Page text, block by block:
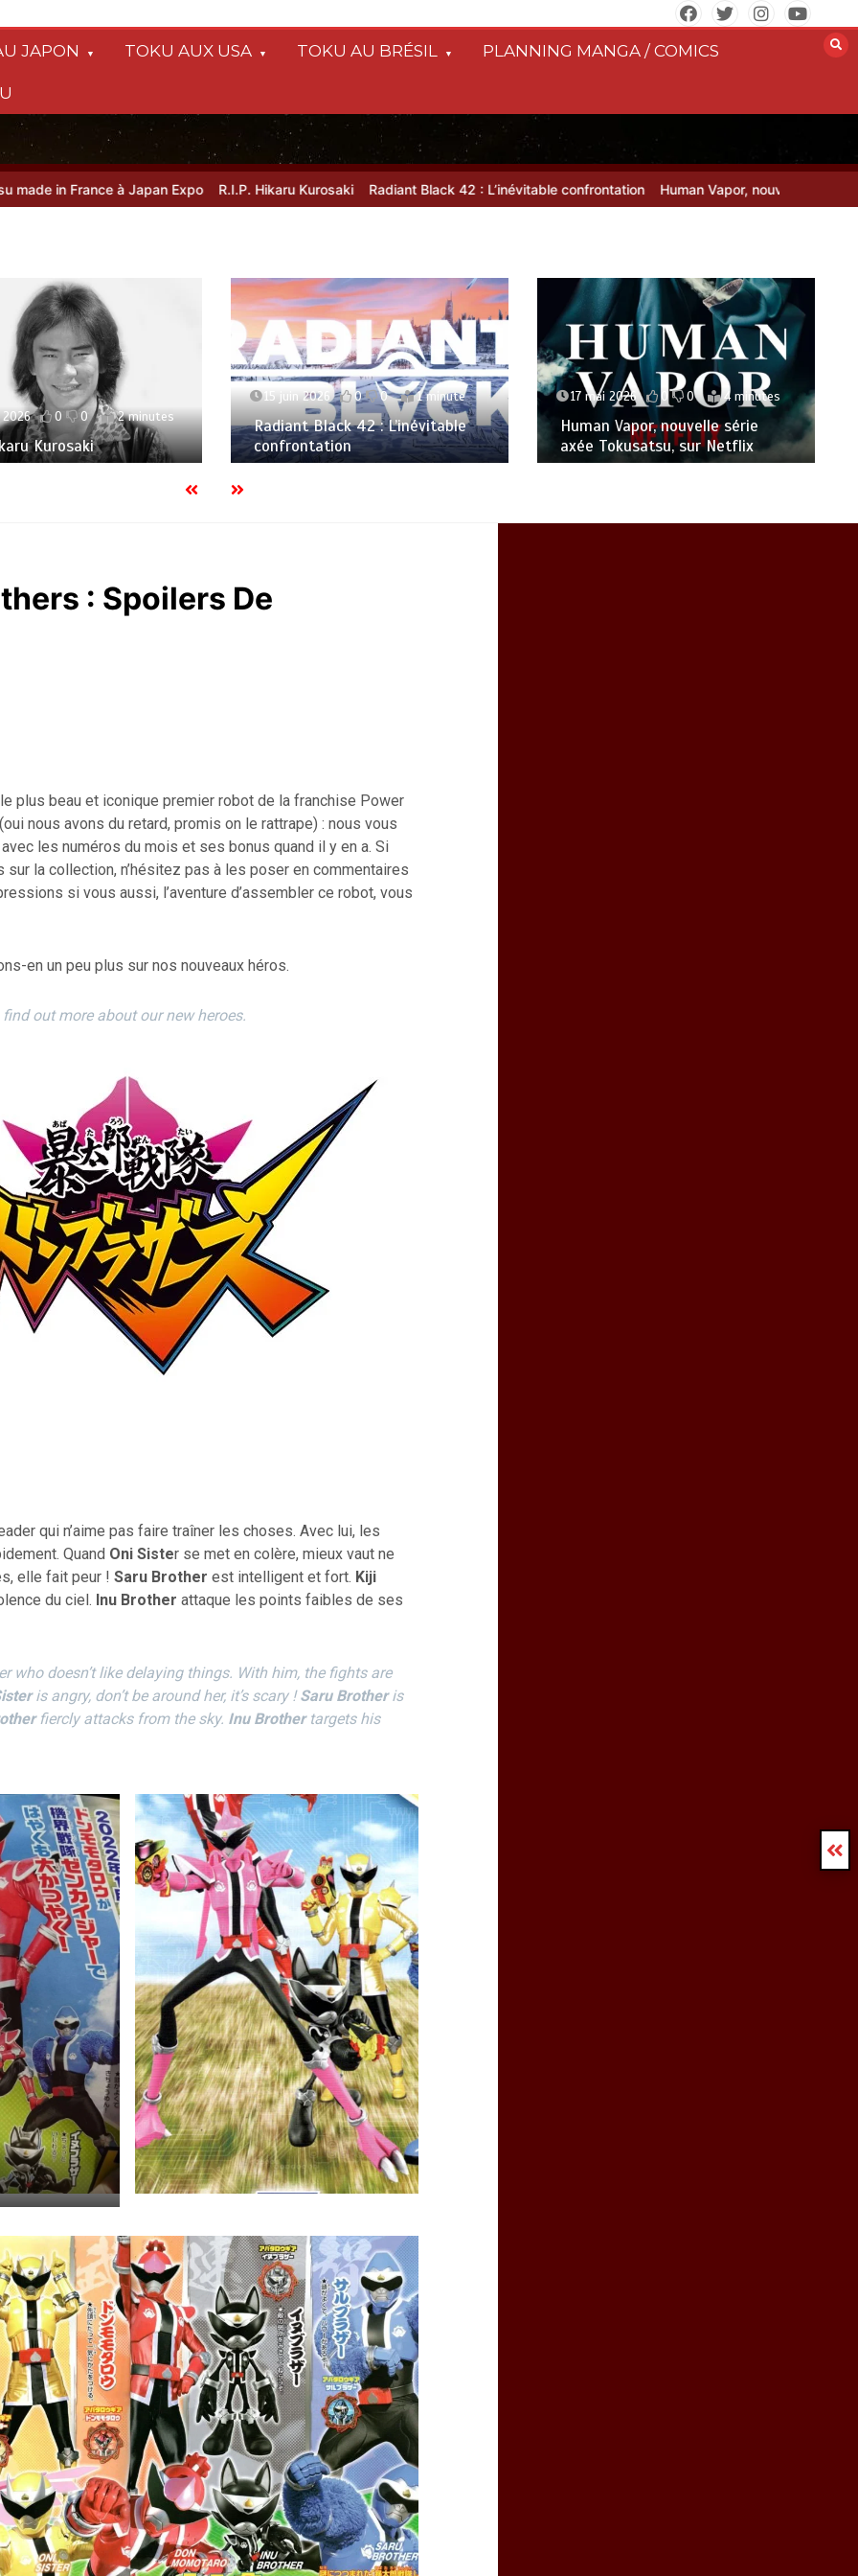
JAPON TOKU AUX USA TOKU AU BRÉSIL PLANNING MANGA / COMICS
France à Japan Expo R.I.P. Hikaru Kurosaki Radiant Black 42 : L’inévitable confrontation Human Vapor, nouvelle série axée
0 0 2 minutes
Kurosaki
15 juin 2026 0 0 1 minute
Radiant Black 42 : L’inévitable
confrontation
17 mai 2026 0 0 4 minutes
Human Vapor, nouvelle série
axée Tokusatsu, sur Netflix
: Spoilers De
plus beau et iconique premier robot de la franchise Power
nous avons du retard, promis on le rattrape) : nous vous
les numéros du mois et ses bonus quand il y en a. Si
la collection, n’hésitez pas à les poser en commentaires
si vous aussi, l’aventure d’assembler ce robot, vous
en un peu plus sur nos nouveaux héros.
find out more about our new heroes.
qui n’aime pas faire traîner les choses. Avec lui, les
Quand Oni Sister se met en colère, mieux vaut ne
elle fait peur ! Saru Brother est intelligent et fort. Kiji
du ciel. Inu Brother attaque les points faibles de ses
who doesn’t like delaying things. With him, the fights are
is angry, don’t be around her, it’s scary !Saru Brotheris
fiercly attacks from the sky. Inu Brothertargets his